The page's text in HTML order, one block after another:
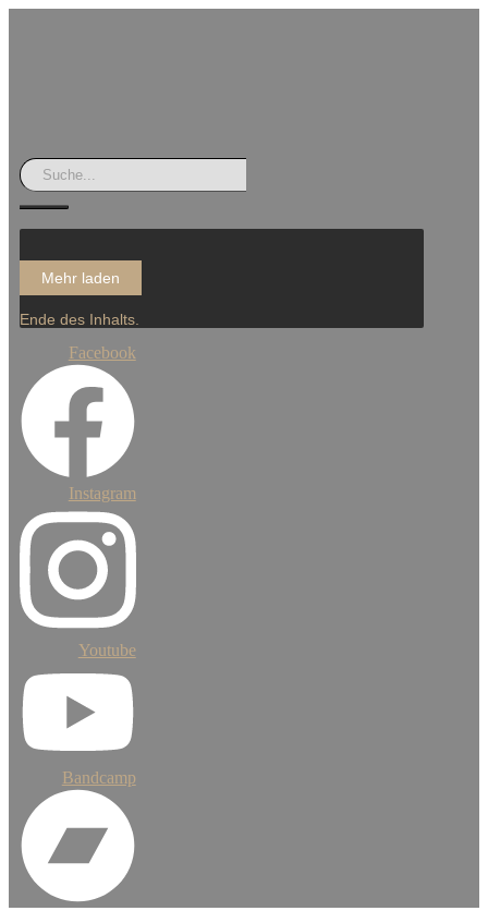
Mehr laden
Ende des Inhalts.
Facebook
Instagram
Youtube
Bandcamp